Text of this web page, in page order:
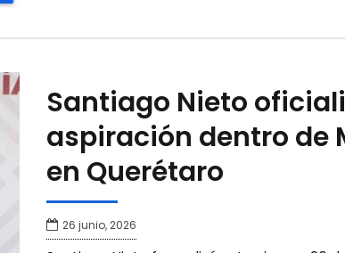
Santiago Nieto
aspiración dentro de
en Querétaro
26 junio, 2026